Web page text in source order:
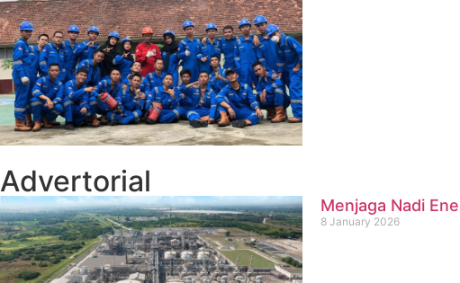
Advertorial
Menjaga Nadi
8 January 2026